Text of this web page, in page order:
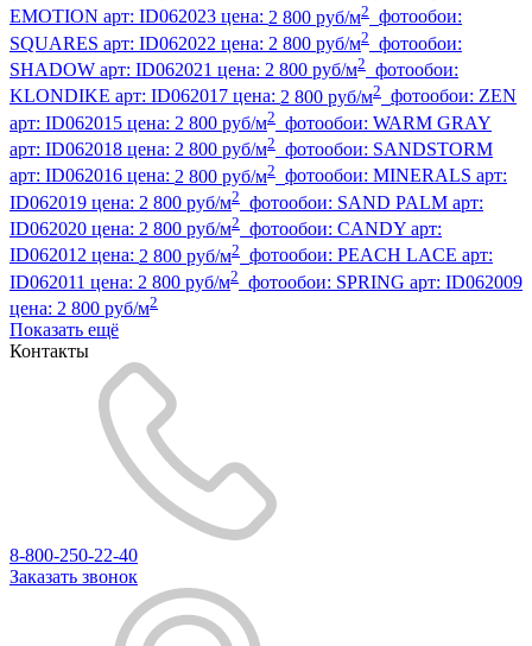
EMOTION арт: ID062023 цена: 2 800 руб/м2 фотообои:
SQUARES арт: ID062022 цена: 2 800 руб/м2 фотообои:
SHADOW арт: ID062021 цена: 2 800 руб/м2 фотообои:
KLONDIKE арт: ID062017 цена: 2 800 руб/м2 фотообои: ZEN
арт: ID062015 цена: 2 800 руб/м2 фотообои: WARM GRAY
арт: ID062018 цена: 2 800 руб/м2 фотообои: SANDSTORM
арт: ID062016 цена: 2 800 руб/м2 фотообои: MINERALS арт:
ID062019 цена: 2 800 руб/м2 фотообои: SAND PALM арт:
ID062020 цена: 2 800 руб/м2 фотообои: CANDY арт:
ID062012 цена: 2 800 руб/м2 фотообои: PEACH LACE арт:
ID062011 цена: 2 800 руб/м2 фотообои: SPRING арт: ID062009
цена: 2 800 руб/м2
Показать ещё
Контакты
8-800-250-22-40
Заказать звонок